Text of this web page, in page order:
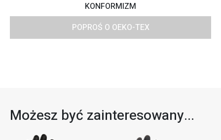
KONFORMIZM
POPROŚ O OEKO-TEX
Możesz być zainteresowany...